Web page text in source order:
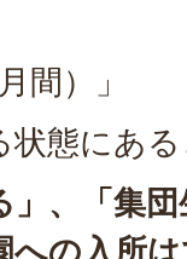
間）」
状態にあ
」、「集